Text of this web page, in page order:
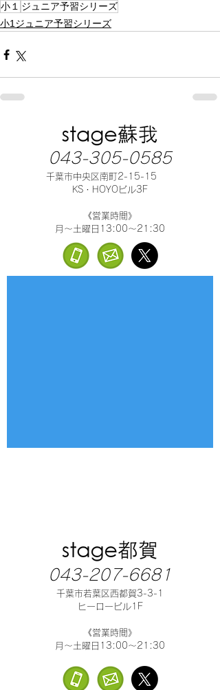
小１ ジュニア予習シリーズ
小1ジュニア予習シリーズ
043-305-0585
千葉市中央区南町2-15-15
KS・HOYOビル3F
《営業時間》
月～土曜日13:00～21:30
043-207-6681
千葉市若葉区西都賀3-3-1
ヒーロービル1F
《営業時間》
月～土曜日13:00～21:30